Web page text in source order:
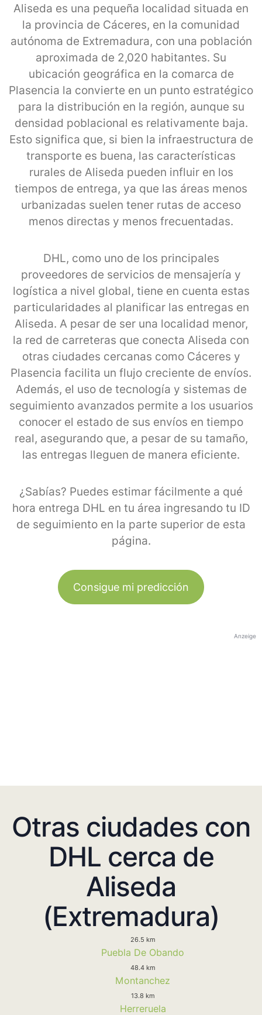
Aliseda es una pequeña localidad situada en
la provincia de Cáceres, en la comunidad
autónoma de Extremadura, con una población
aproximada de 2,020 habitantes. Su
ubicación geográfica en la comarca de
Plasencia la convierte en un punto estratégico
para la distribución en la región, aunque su
densidad poblacional es relativamente baja.
Esto significa que, si bien la infraestructura de
transporte es buena, las características
rurales de Aliseda pueden influir en los
tiempos de entrega, ya que las áreas menos
urbanizadas suelen tener rutas de acceso
menos directas y menos frecuentadas.
DHL, como uno de los principales
proveedores de servicios de mensajería y
logística a nivel global, tiene en cuenta estas
particularidades al planificar las entregas en
Aliseda. A pesar de ser una localidad menor,
la red de carreteras que conecta Aliseda con
otras ciudades cercanas como Cáceres y
Plasencia facilita un flujo creciente de envíos.
Además, el uso de tecnología y sistemas de
seguimiento avanzados permite a los usuarios
conocer el estado de sus envíos en tiempo
real, asegurando que, a pesar de su tamaño,
las entregas lleguen de manera eficiente.
¿Sabías? Puedes estimar fácilmente a qué
hora entrega DHL en tu área ingresando tu ID
de seguimiento en la parte superior de esta
página.
Consigue mi predicción
Anzeige
Otras ciudades con
DHL cerca de
Aliseda
(Extremadura)
26.5 km
Puebla De Obando
48.4 km
Montanchez
13.8 km
Herreruela